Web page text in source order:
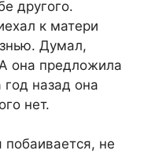
другого.
к матери
Думал,
она предложила
год назад она
нет.
не